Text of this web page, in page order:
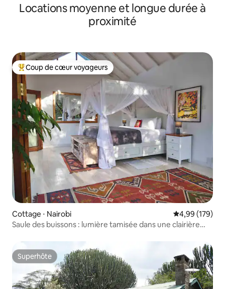
Locations moyenne et longue durée à
proximité
Coups de cœur voyageurs les plus appréciés
Coup de cœur voyageurs
Cottage ⋅ Nairobi Évaluation
4,99 (179)
Saule des buissons : lumière tamisée dans une clairière
Superhôte
Superhôte